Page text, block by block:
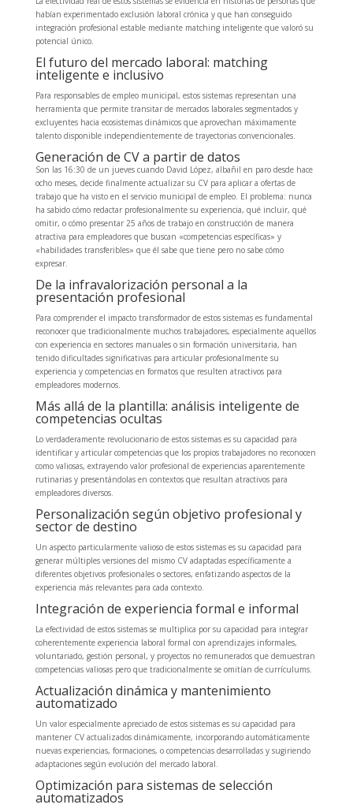
habían experimentado exclusión laboral crónica y que han conseguido
integración profesional estable mediante matching inteligente que valoró su
potencial único.
El futuro del mercado laboral: matching
inteligente e inclusivo
Para responsables de empleo municipal, estos sistemas representan una
herramienta que permite transitar de mercados laborales segmentados y
excluyentes hacia ecosistemas dinámicos que aprovechan máximamente
talento disponible independientemente de trayectorias convencionales.
Generación de CV a partir de datos
Son las 16:30 de un jueves cuando David López, albañil en paro desde hace
ocho meses, decide finalmente actualizar su CV para aplicar a ofertas de
trabajo que ha visto en el servicio municipal de empleo. El problema: nunca
ha sabido cómo redactar profesionalmente su experiencia, qué incluir, qué
omitir, o cómo presentar 25 años de trabajo en construcción de manera
atractiva para empleadores que buscan «competencias específicas» y
«habilidades transferibles» que él sabe que tiene pero no sabe cómo
expresar.
De la infravalorización personal a la
presentación profesional
Para comprender el impacto transformador de estos sistemas es fundamental
reconocer que tradicionalmente muchos trabajadores, especialmente aquellos
con experiencia en sectores manuales o sin formación universitaria, han
tenido dificultades significativas para articular profesionalmente su
experiencia y competencias en formatos que resulten atractivos para
empleadores modernos.
Más allá de la plantilla: análisis inteligente de
competencias ocultas
Lo verdaderamente revolucionario de estos sistemas es su capacidad para
identificar y articular competencias que los propios trabajadores no reconocen
como valiosas, extrayendo valor profesional de experiencias aparentemente
rutinarias y presentándolas en contextos que resultan atractivos para
empleadores diversos.
Personalización según objetivo profesional y
sector de destino
Un aspecto particularmente valioso de estos sistemas es su capacidad para
generar múltiples versiones del mismo CV adaptadas específicamente a
diferentes objetivos profesionales o sectores, enfatizando aspectos de la
experiencia más relevantes para cada contexto.
Integración de experiencia formal e informal
La efectividad de estos sistemas se multiplica por su capacidad para integrar
coherentemente experiencia laboral formal con aprendizajes informales,
voluntariado, gestión personal, y proyectos no remunerados que demuestran
competencias valiosas pero que tradicionalmente se omitían de currículums.
Actualización dinámica y mantenimiento
automatizado
Un valor especialmente apreciado de estos sistemas es su capacidad para
mantener CV actualizados dinámicamente, incorporando automáticamente
nuevas experiencias, formaciones, o competencias desarrolladas y sugiriendo
adaptaciones según evolución del mercado laboral.
Optimización para sistemas de selección
automatizados